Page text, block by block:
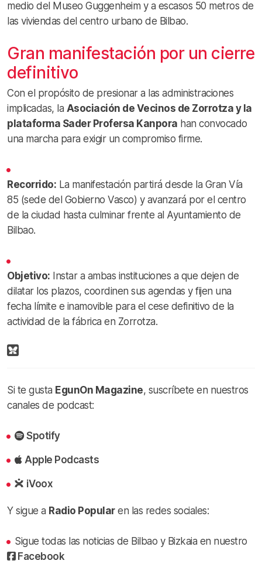
medio del Museo Guggenheim y a escasos 50 metros de
las viviendas del centro urbano de Bilbao.
Gran manifestación por un cierre
definitivo
Con el propósito de presionar a las administraciones
implicadas, la Asociación de Vecinos de Zorrotza y la
plataforma Sader Profersa Kanpora han convocado
una marcha para exigir un compromiso firme.
Recorrido: La manifestación partirá desde la Gran Vía
85 (sede del Gobierno Vasco) y avanzará por el centro
de la ciudad hasta culminar frente al Ayuntamiento de
Bilbao.
Objetivo: Instar a ambas instituciones a que dejen de
dilatar los plazos, coordinen sus agendas y fijen una
fecha límite e inamovible para el cese definitivo de la
actividad de la fábrica en Zorrotza.
Si te gusta EgunOn Magazine, suscríbete en nuestros
canales de podcast:
Spotify
Apple Podcasts
iVoox
Y sigue a Radio Popularen las redes sociales:
Sigue todas las noticias de Bilbao y Bizkaia en nuestro
Facebook